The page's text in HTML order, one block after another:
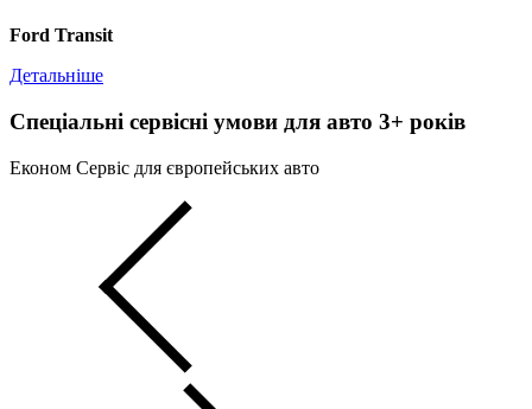
Ford Transit
Детальніше
Спеціальні сервісні умови для авто 3+ років
Економ Сервіс для європейських авто